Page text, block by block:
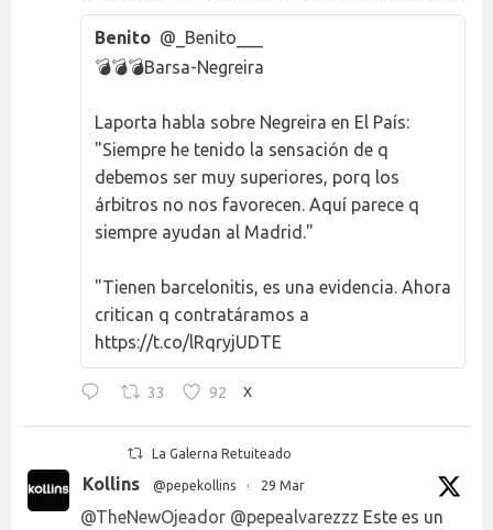
Benito @_Benito___
💣💣💣Barsa-Negreira
Laporta habla sobre Negreira en El País:
"Siempre he tenido la sensación de q
debemos ser muy superiores, porq los
árbitros no nos favorecen. Aquí parece q
siempre ayudan al Madrid."
"Tienen barcelonitis, es una evidencia. Ahora
critican q contratáramos a
https://t.co/lRqryjUDTE
33 92 X
La Galerna Retuiteado
Kollins @pepekollins · 29 Mar
@TheNewOjeador @pepealvarezzz Este es un